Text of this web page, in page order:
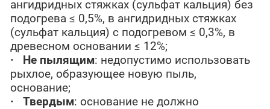
ангидридных стяжках (сульфат кальция) без
подогрева ≤ 0,5%, в ангидридных стяжках
(сульфат кальция) с подогревом ≤ 0,3%, в
древесном основании ≤ 12%;
·
Не пылящим: недопустимо использовать
рыхлое, образующее новую пыль,
основание;
·
Твердым: основание не должно